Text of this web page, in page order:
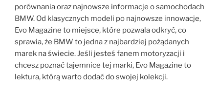
porównania oraz najnowsze informacje o samochodach
BMW. Od klasycznych modeli po najnowsze innowacje,
Evo Magazine to miejsce, które pozwala odkryć, co
sprawia, że BMW to jedna z najbardziej pożądanych
marek na świecie. Jeśli jesteś fanem motoryzacji i
chcesz poznać tajemnice tej marki, Evo Magazine to
lektura, którą warto dodać do swojej kolekcji.